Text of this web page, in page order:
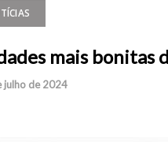
mais bonitas
julho de 2024